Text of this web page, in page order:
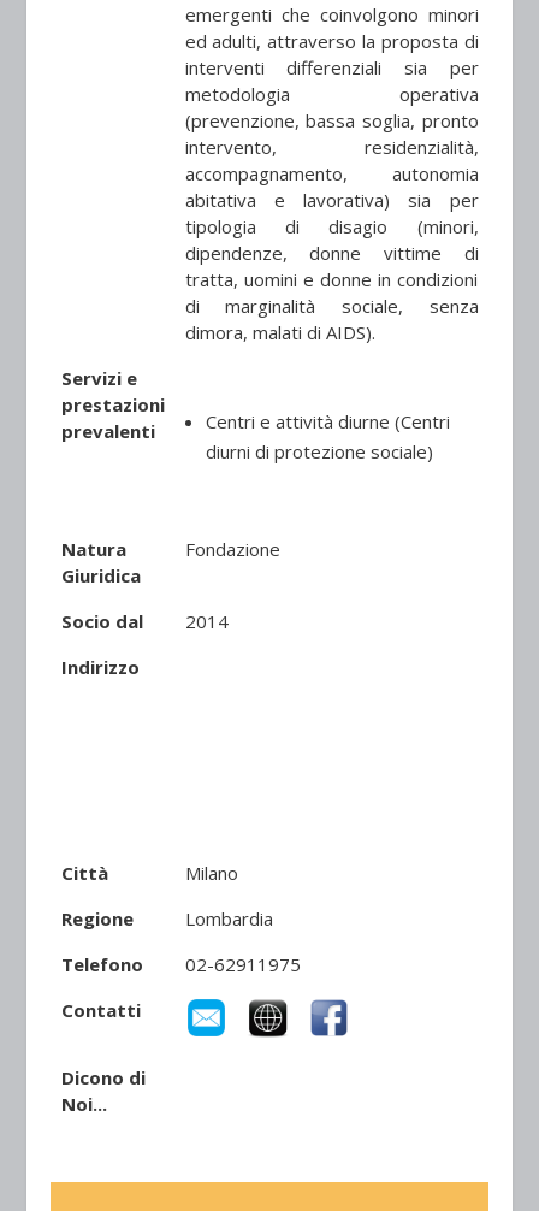
emergenti che coinvolgono minori
ed adulti, attraverso la proposta di
interventi differenziali sia per
metodologia operativa
(prevenzione, bassa soglia, pronto
intervento, residenzialità,
accompagnamento, autonomia
abitativa e lavorativa) sia per
tipologia di disagio (minori,
dipendenze, donne vittime di
tratta, uomini e donne in condizioni
di marginalità sociale, senza
dimora, malati di AIDS).
Servizi e
prestazioni
prevalenti
Centri e attività diurne (Centri
diurni di protezione sociale)
Natura
Giuridica
Fondazione
Socio dal
2014
Indirizzo
Città
Milano
Regione
Lombardia
Telefono
02-62911975
Contatti
Dicono di
Noi...